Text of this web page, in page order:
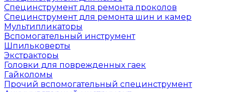
Специнструмент для ремонта проколов
Специнструмент для ремонта шин и камер
Мультипликаторы
Вспомогательный инструмент
Шпильковерты
Экстракторы
Головки для поврежденных гаек
Гайколомы
Прочий вспомогательный специнструмент